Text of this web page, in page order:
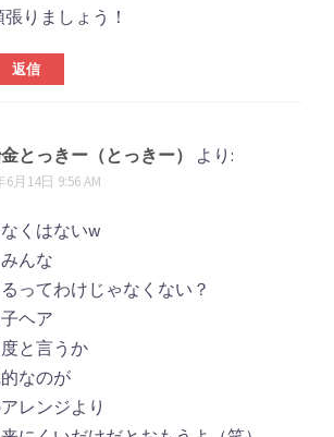
張りましょう！
返信
とっきー（とっきー） より:
6月14日 9:56 AM
くはないw
んな
ってわけじゃなくない？
ヘア
と言うか
なのが
レンジより